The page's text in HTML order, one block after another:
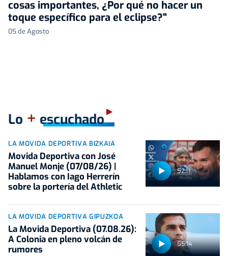
cosas importantes, ¿Por qué no hacer un
toque específico para el eclipse?"
05 de Agosto
Lo + escuchado
52:11
LA MOVIDA DEPORTIVA BIZKAIA
Movida Deportiva con José
Manuel Monje (07/08/26) |
Hablamos con Iago Herrerín
sobre la portería del Athletic
55:14
LA MOVIDA DEPORTIVA GIPUZKOA
La Movida Deportiva (07.08.26):
A Colonia en pleno volcán de
rumores